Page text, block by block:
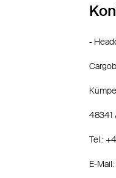
-
48341
Tel.:
E-Mail: